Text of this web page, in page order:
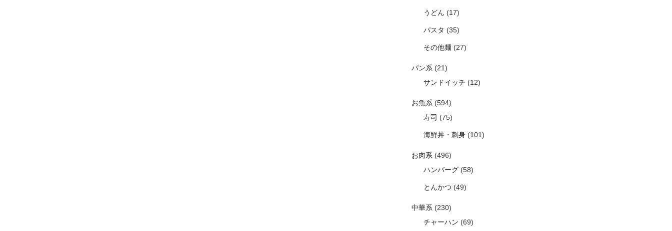
うどん (17)
パスタ (35)
その他麺(27)
パン系(21)
サンドイッチ (12)
お魚系(594)
寿司 (75)
海鮮丼・刺身(101)
お肉系(496)
ハンバーグ(58)
とんかつ (49)
中華系(230)
チャーハン (69)